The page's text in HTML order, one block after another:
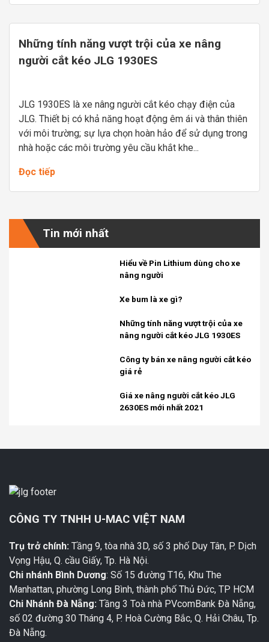
Những tính năng vượt trội của xe nâng
người cắt kéo JLG 1930ES
JLG 1930ES là xe nâng người cắt kéo chạy điện của
JLG. Thiết bị có khả năng hoạt động êm ái và thân thiên
với môi trường; sự lựa chọn hoàn hảo để sử dụng trong
nhà hoặc các môi trường yêu cầu khắt khe...
Đọc tiếp
Tin mới nhất
Hiểu về Pin Lithium dùng cho xe
nâng người
Xe bum là xe gì?
Những tính năng vượt trội của xe
nâng người cắt kéo JLG 1930ES
Công ty bán xe nâng người cắt kéo
giá rẻ
Giá xe nâng người cắt kéo JLG
2630ES mới nhất 2021
CÔNG TY TNHH U-MAC VIỆT NAM
Trụ trở chính: Tầng 9, tòa nhà 3D, số 3 phố Duy Tân, P. Dịch
Vọng Hậu, Q. cầu Giấy, Tp. Hà Nội.
Chi nhánh Bình Dương: Số 15 đường T16, Khu The
Manhattan, phường Long Bình, thành phố Thủ Đức, TP HCM
Chi Nhánh Đà Nẵng: Tầng 3 Toà nhà PVcomBank Đà Nẵng,
số 02 đường 30 Tháng 4, P. Hoà Cường Bắc, Q. Hải Châu, Tp.
Đà Nẵng.